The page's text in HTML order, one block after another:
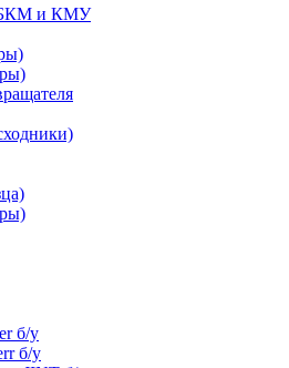
БКМ и КМУ
б/у
б/у